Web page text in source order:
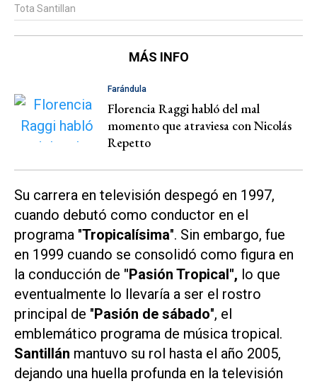
Tota Santillan
MÁS INFO
Farándula
Florencia Raggi habló del mal
momento que atraviesa con Nicolás
Repetto
Su carrera en televisión despegó en 1997,
cuando debutó como conductor en el
programa "Tropicalísima". Sin embargo, fue
en 1999 cuando se consolidó como figura en
la conducción de "Pasión Tropical", lo que
eventualmente lo llevaría a ser el rostro
principal de "Pasión de sábado", el
emblemático programa de música tropical.
Santillán mantuvo su rol hasta el año 2005,
dejando una huella profunda en la televisión